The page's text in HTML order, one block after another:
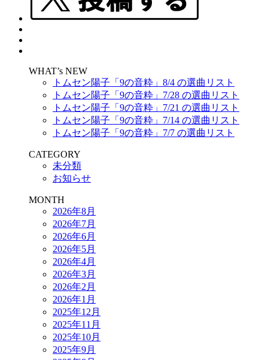
WHAT’s NEW
トムセン陽子「9の音粋」8/4 の選曲リスト
トムセン陽子「9の音粋」7/28 の選曲リスト
トムセン陽子「9の音粋」7/21 の選曲リスト
トムセン陽子「9の音粋」7/14 の選曲リスト
トムセン陽子「9の音粋」7/7 の選曲リスト
CATEGORY
未分類
お知らせ
MONTH
2026年8月
2026年7月
2026年6月
2026年5月
2026年4月
2026年3月
2026年2月
2026年1月
2025年12月
2025年11月
2025年10月
2025年9月